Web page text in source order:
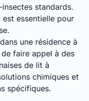
standards.
essentielle pour
une résidence à
faire appel à des
de lit à
chimiques et
spécifiques.